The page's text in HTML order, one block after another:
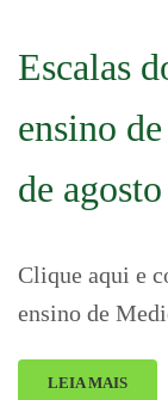
Escalas
ensino
de agosto
Clique aqui e
ensino de
LEIA MAIS